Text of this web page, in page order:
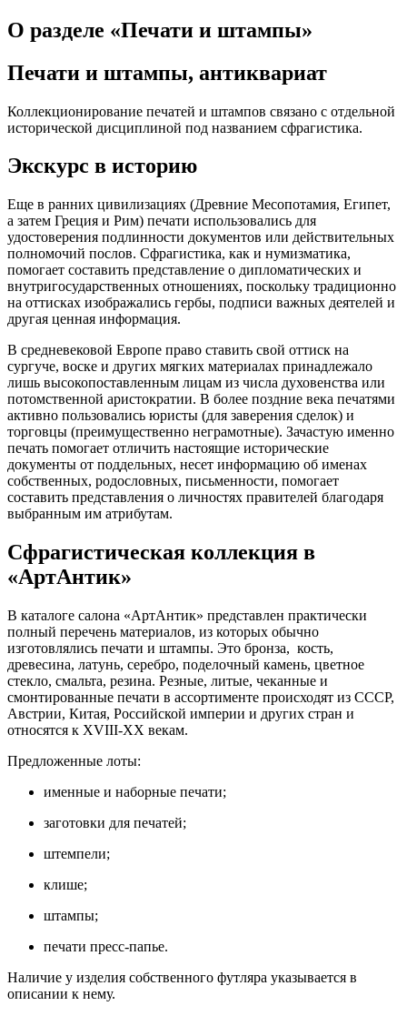
О разделе «Печати и штампы»
Печати и штампы, антиквариат
Коллекционирование печатей и штампов связано с отдельной
исторической дисциплиной под названием сфрагистика.
Экскурс в историю
Еще в ранних цивилизациях (Древние Месопотамия, Египет,
а затем Греция и Рим) печати использовались для
удостоверения подлинности документов или действительных
полномочий послов. Сфрагистика, как и нумизматика,
помогает составить представление о дипломатических и
внутригосударственных отношениях, поскольку традиционно
на оттисках изображались гербы, подписи важных деятелей и
другая ценная информация.
В средневековой Европе право ставить свой оттиск на
сургуче, воске и других мягких материалах принадлежало
лишь высокопоставленным лицам из числа духовенства или
потомственной аристократии. В более поздние века печатями
активно пользовались юристы (для заверения сделок) и
торговцы (преимущественно неграмотные). Зачастую именно
печать помогает отличить настоящие исторические
документы от поддельных, несет информацию об именах
собственных, родословных, письменности, помогает
составить представления о личностях правителей благодаря
выбранным им атрибутам.
Сфрагистическая коллекция в
«АртАнтик»
В каталоге салона «АртАнтик» представлен практически
полный перечень материалов, из которых обычно
изготовлялись печати и штампы. Это бронза, кость,
древесина, латунь, серебро, поделочный камень, цветное
стекло, смальта, резина. Резные, литые, чеканные и
смонтированные печати в ассортименте происходят из СССР,
Австрии, Китая, Российской империи и других стран и
относятся к XVIII-XX векам.
Предложенные лоты:
именные и наборные печати;
заготовки для печатей;
штемпели;
клише;
штампы;
печати пресс-папье.
Наличие у изделия собственного футляра указывается в
описании к нему.